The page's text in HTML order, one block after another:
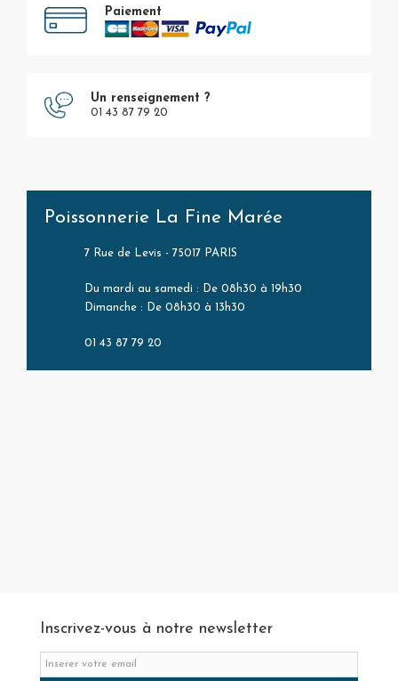
Paiement
Un renseignement ?
01 43 87 79 20
Poissonnerie La Fine Marée
7 Rue de Levis - 75017 PARIS
Du mardi au samedi : De 08h30 à 19h30
Dimanche : De 08h30 à 13h30
01 43 87 79 20
Inscrivez-vous à notre newsletter